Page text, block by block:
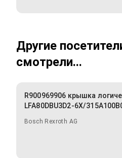
Другие
смотрели...
R900969906 крышка
LFA80DBU3D2-6X/
Bosch Rexroth AG